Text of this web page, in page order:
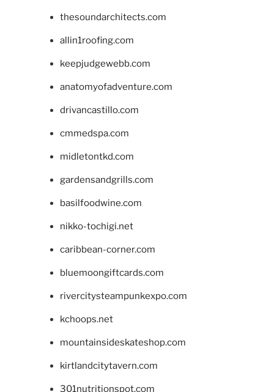
thesoundarchitects.com
allin1roofing.com
keepjudgewebb.com
anatomyofadventure.com
drivancastillo.com
cmmedspa.com
midletontkd.com
gardensandgrills.com
basilfoodwine.com
nikko-tochigi.net
caribbean-corner.com
bluemoongiftcards.com
rivercitysteampunkexpo.com
kchoops.net
mountainsideskateshop.com
kirtlandcitytavern.com
301nutritionspot.com